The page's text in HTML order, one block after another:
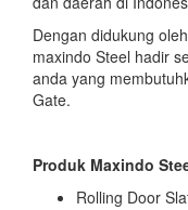
Dengan didukung
maxindo Steel hadir
anda yang
Gate.
Produk Maxindo
Rolling Door